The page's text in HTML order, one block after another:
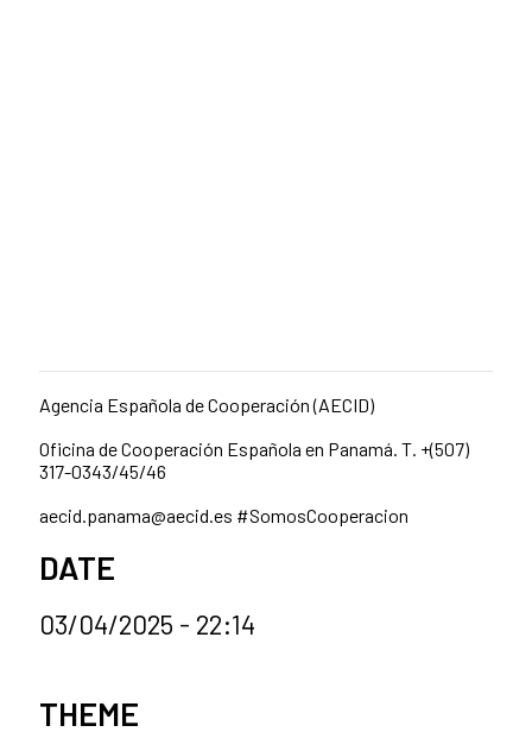
Agencia Española de Cooperación (AECID)
Oficina de Cooperación Española en Panamá. T. +(507)
317-0343/45/46
aecid.panama@aecid.es #SomosCooperacion
DATE
03/04/2025 - 22:14
News categories
THEME